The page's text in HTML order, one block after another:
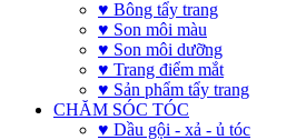
♥ Bông tẩy trang
♥ Son môi màu
♥ Son môi dưỡng
♥ Trang điểm mắt
♥ Sản phẩm tẩy trang
CHĂM SÓC TÓC
♥ Dầu gội - xả - ủ tóc